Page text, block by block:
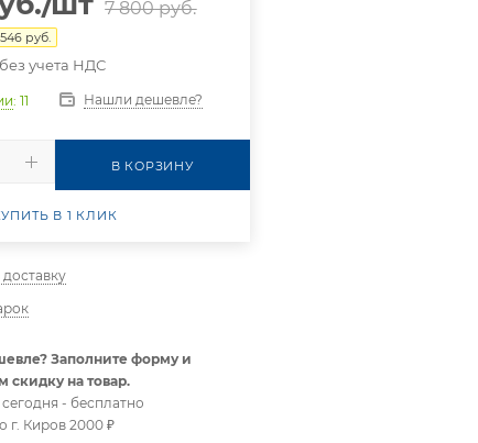
7 800руб.
546 руб.
учета НДС
: 11 Нашли дешевле?
В КОРЗИНУ
В 1 КЛИК
доставку
Заполните форму и
скидку на товар.
- бесплатно
г. Киров 2000 ₽